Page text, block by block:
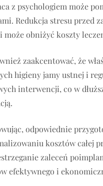
z psychologiem może
Redukcja stresu przed
może obniżyć koszty
zaakcentować, że
higieny jamy ustnej i
interwencji, co w
odpowiednie
kosztów całej
zaleceń
efektywnego i